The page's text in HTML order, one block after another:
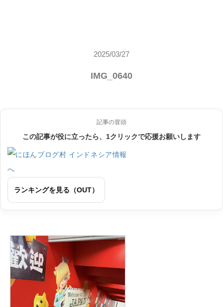
2025/03/27
IMG_0640
記事の冒頭
この記事が役に立ったら、1クリックで応援お願いします
ランキングを見る（OUT）